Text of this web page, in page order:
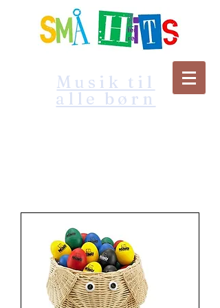
Musik til
alle børn